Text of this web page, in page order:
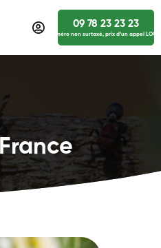
09 78 23 23 23
numéro non surtaxé, prix d’un appel